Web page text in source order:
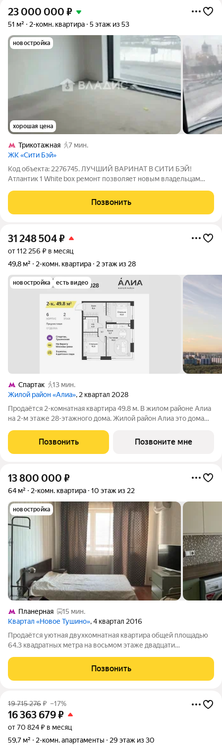
23 000 000 ₽
51 м² 2-комн. квартира 5 этаж из 53
новостройка
хорошая цена
Трикотажная
7 мин.
ЖК «Сити Бэй»
Код объекта: 2276745. ЛУЧШИЙ ВАРИНАТ В СИТИ БЭЙ!
Атлантик 1 White box ремонт позволяет новым владельцам
затрат на черновую отделку. Два совмещенных санузла.
Ключи уже выданы. Окна квартиры выходят
Позвонить
31 248 504₽
от 112 256 ₽ в месяц
49,8 м²
2-комн. квартира 2 этаж из 28
новостройка есть видео
Спартак
13 мин.
Жилой район «Алиа», 2 квартал 2028
Продаётся 2-комнатная квартира 49.8 м. В жилом районе Алиа
на 2-м этаже 28-этажного дома. Жилой район Алиа это дома
находится в Покровском-Стрешневе, экологически чистом
районе на престижном
Позвонить Позвоните мне
13 800 000 ₽
64 м² 2-комн. квартира 10 этаж из 22
новостройка
Планерная
15 мин.
Квартал «Новое Тушино», 4 квартал 2016
Продаётся уютная двухкомнатная квартира общей площадью
64.3 квадратных метра на восьмом этаже двадцати
районе городского округа Красногорск по адресу: пгт
Путилково, Новотушинская улица, дом 3.
Позвонить
19 715 276₽ –17%
16 363 679₽
от 70 824 ₽ в месяц
59,7 м²
2-комн. апартаменты 29 этаж из 30